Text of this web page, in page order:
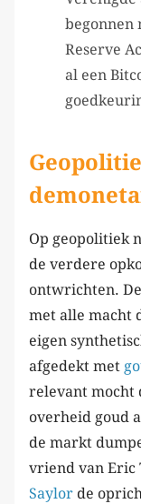
begonnen
Reserve
al een
Op geopolitiek
de verdere
ontwrichten.
met alle macht
eigen
afgedekt met
relevant mocht
overheid goud
de markt
vriend van Eric
Saylor de